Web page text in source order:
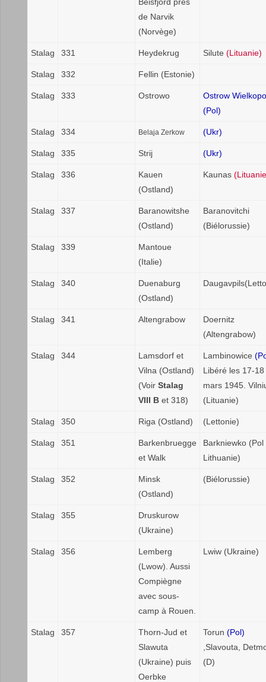
de Narvik
(Norvège)
Stalag 331 Heydekrug Silute (Lituanie)
Stalag 332 Fellin (Estonie)
Stalag 333 Ostrowo
Ostrow
(Pol)
Stalag 334 Belaja Zerkow (Ukr)
Stalag 335 Strij (Ukr)
Stalag 336
Kauen
(Ostland)
Kaunas
Stalag 337
Baranowitshe
(Ostland)
Baranovitchi
(Biélorussie)
Stalag 339
Mantoue
(Italie)
Stalag 340
Duenaburg
(Ostland)
Stalag 341 Altengrabow
Doernitz
(Altengrabow)
Stalag 344
Lamsdorf et
Vilna (Ostland)
(Voir Stalag
VIII B et 318)
Lambinowice
Libéré les 17-18
mars 1945.
(Lituanie)
Stalag 350 Riga (Ostland) (Lettonie)
Stalag 351
Barkenbruegge
et Walk
Barkniewko (Pol
Lithuanie)
Stalag 352
Minsk
(Ostland)
(Biélorussie)
Stalag 355
Druskurow
(Ukraine)
Stalag 356
Lemberg
(Lwow). Aussi
Compiègne
avec sous-
camp à Rouen.
Lwiw (Ukraine)
Stalag 357
Thorn-Jud et
Slawuta
(Ukraine) puis
Oerbke
Torun (Pol)
,Slavouta,
(D)